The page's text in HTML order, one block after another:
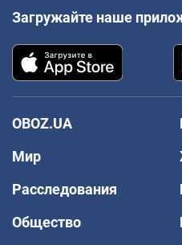
Загружайте наше
OBOZ.UA
Мир
Расследования
Общество